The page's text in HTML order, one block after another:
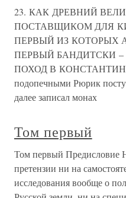
23. КАК ДРЕВНИЙ
ПОСТАВЩИКОМ ДЛЯ
ПЕРВЫЙ ИЗ КОТОРЫХ
ПЕРВЫЙ БАНДИТСКИ
ПОХОД В
подопечными Рюрик
далее записал монах
Том первый
Том первый Предисловие
претензии ни на
исследования вообще о